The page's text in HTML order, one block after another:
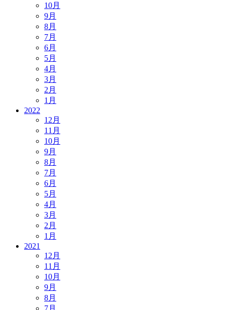
10月
9月
8月
7月
6月
5月
4月
3月
2月
1月
2022
12月
11月
10月
9月
8月
7月
6月
5月
4月
3月
2月
1月
2021
12月
11月
10月
9月
8月